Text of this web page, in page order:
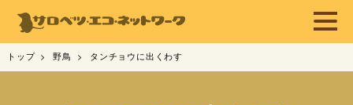
トップ 野鳥 タンチョウに出くわす